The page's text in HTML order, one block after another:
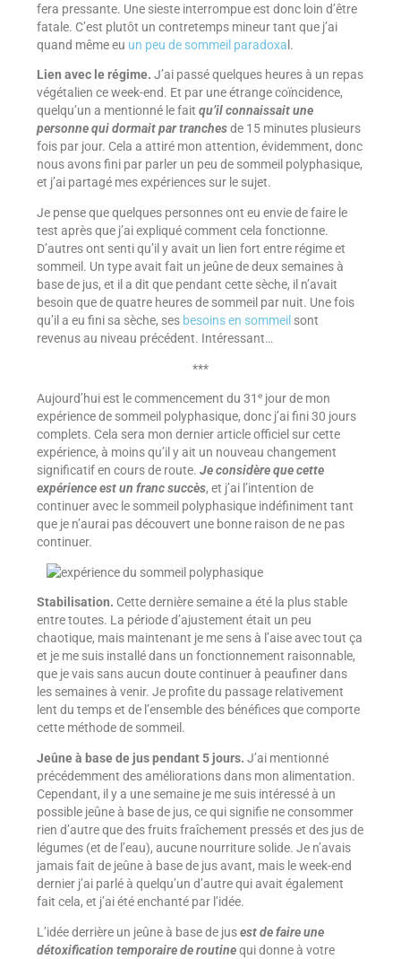
fera pressante. Une sieste interrompue est donc loin d’être
fatale. C’est plutôt un contretemps mineur tant que j’ai
quand même eu un peu de sommeil paradoxa l.
Lien avec le régime. J’ai passé quelques heures à un repas
végétalien ce week-end. Et par une étrange coïncidence,
quelqu’un a mentionné le fait qu’il connaissait une
personne qui dormait par tranchesde 15 minutes plusieurs
fois par jour. Cela a attiré mon attention, évidemment, donc
nous avons fini par parler un peu de sommeil polyphasique,
et j’ai partagé mes expériences sur le sujet.
Je pense que quelques personnes ont eu envie de faire le
test après que j’ai expliqué comment cela fonctionne.
D’autres ont senti qu’il y avait un lien fort entre régime et
sommeil. Un type avait fait un jeûne de deux semaines à
base de jus, et il a dit que pendant cette sèche, il n’avait
besoin que de quatre heures de sommeil par nuit. Une fois
qu’il a eu fini sa sèche, ses besoins en sommeil sont
revenus au niveau précédent. Intéressant…
***
Aujourd’hui est le commencement du 31 ejour de mon
expérience de sommeil polyphasique, donc j’ai fini 30 jours
complets. Cela sera mon dernier article officiel sur cette
expérience, à moins qu’il y ait un nouveau changement
significatif en cours de route. Je considère que cette
expérience est un franc succès, et j’ai l’intention de
continuer avec le sommeil polyphasique indéfiniment tant
que je n’aurai pas découvert une bonne raison de ne pas
continuer.
Stabilisation. Cette dernière semaine a été la plus stable
entre toutes. La période d’ajustement était un peu
chaotique, mais maintenant je me sens à l’aise avec tout ça
et je me suis installé dans un fonctionnement raisonnable,
que je vais sans aucun doute continuer à peaufiner dans
les semaines à venir. Je profite du passage relativement
lent du temps et de l’ensemble des bénéfices que comporte
cette méthode de sommeil.
Jeûne à base de jus pendant 5 jours. J’ai mentionné
précédemment des améliorations dans mon alimentation.
Cependant, il y a une semaine je me suis intéressé à un
possible jeûne à base de jus, ce qui signifie ne consommer
rien d’autre que des fruits fraîchement pressés et des jus de
légumes (et de l’eau), aucune nourriture solide. Je n’avais
jamais fait de jeûne à base de jus avant, mais le week-end
dernier j’ai parlé à quelqu’un d’autre qui avait également
fait cela, et j’ai été enchanté par l’idée.
L’idée derrière un jeûne à base de jusest de faire une
détoxification temporaire de routine qui donne à votre